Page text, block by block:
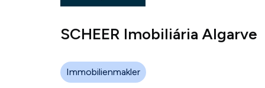
SCHEER Imobiliária Algarve
Immobilienmakler